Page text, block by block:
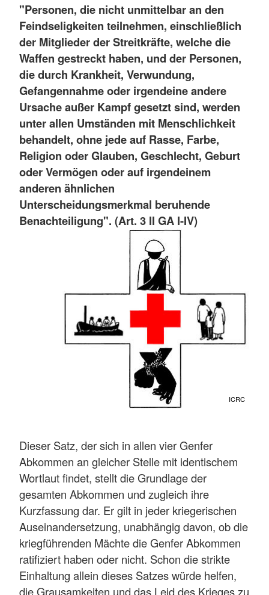
"Personen, die nicht unmittelbar an den
Feindseligkeiten teilnehmen, einschließlich
der Mitglieder der Streitkräfte, welche die
Waffen gestreckt haben, und der Personen,
die durch Krankheit, Verwundung,
Gefangennahme oder irgendeine andere
Ursache außer Kampf gesetzt sind, werden
unter allen Umständen mit Menschlichkeit
behandelt, ohne jede auf Rasse, Farbe,
Religion oder Glauben, Geschlecht, Geburt
oder Vermögen oder auf irgendeinem
anderen ähnlichen
Unterscheidungsmerkmal beruhende
Benachteiligung". (Art. 3 II GA I-IV)
ICRC
Dieser Satz, der sich in allen vier Genfer
Abkommen an gleicher Stelle mit identischem
Wortlaut findet, stellt die Grundlage der
gesamten Abkommen und zugleich ihre
Kurzfassung dar. Er gilt in jeder kriegerischen
Auseinandersetzung, unabhängig davon, ob die
kriegführenden Mächte die Genfer Abkommen
ratifiziert haben oder nicht. Schon die strikte
Einhaltung allein dieses Satzes würde helfen,
die Grausamkeiten und das Leid des Krieges zu